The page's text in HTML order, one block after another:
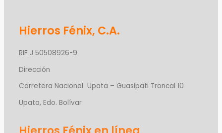
Hierros Fénix, C.A.
RIF J 50508926-9
Dirección
Carretera Nacional Upata – Guasipati Troncal 10
Upata, Edo. Bolívar